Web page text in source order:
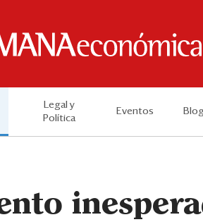
Legal y
Política
Eventos